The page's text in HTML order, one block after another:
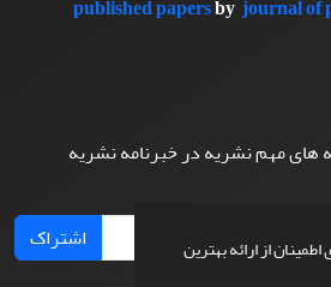
از ارائه بهترین
published papersbyjournal of
های مهم نشریه در خبرنامه نشریه
اشتراک